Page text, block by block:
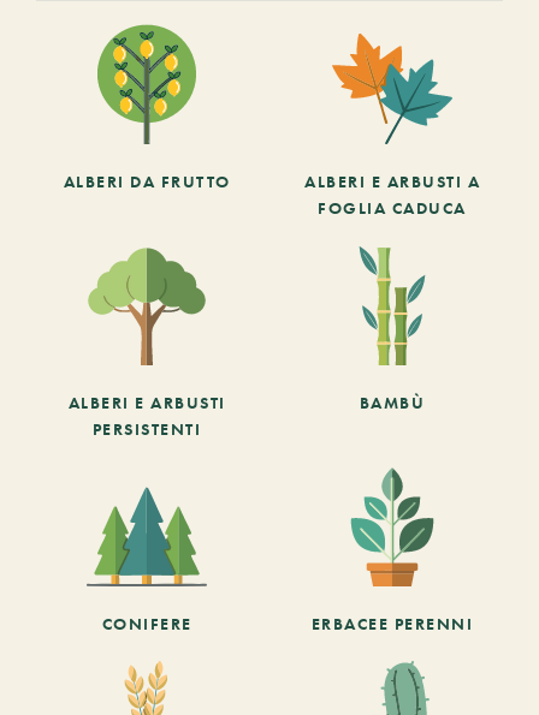
ALBERI DA FRUTTO
ALBERI E ARBUSTI A
FOGLIA CADUCA
ALBERI E ARBUSTI
PERSISTENTI
BAMBÙ
CONIFERE ERBACEE PERENNI